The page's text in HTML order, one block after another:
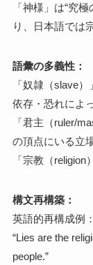
「神様」は“究
り、日本語では
語彙の多義性：
「奴隷（slave
依存・恐れによ
「君主（ruler/
の頂点にいる立
「宗教（religion
構文再構築：
英語的再構成例：
“Lies are the
people.”